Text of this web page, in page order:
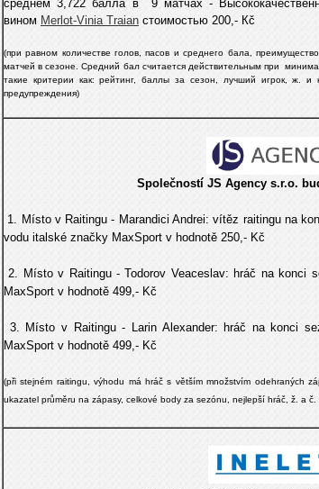
среднем 3,722 балла в 9 матчах -
вином Merlot-Vinia Traian стоимостью 200,- Кč
(при равном количестве голов, пасов и среднего бала,
матчей в сезоне. Cредний бал считается действительным при
такие критерии как: рейтинг, баллы за сезон, лучший игрок, ж. и
предупреждения)
Společností JS Agency s.r.o.
1. Místo v Raitingu - Marandici Andrei:vítěz raitingu na
vodu italské značky MaxSport v hodnotě 250,- Kč
2. Místo v Raitingu - Todorov Veaceslav: hráč na konci
MaxSport v hodnotě 499,- Kč
3. Místo v Raitingu - Larin Alexander: hráč na konci
MaxSport v hodnotě 499,- Kč
(při stejném raitingu, výhodu má hráč s větším množstvím odehraných
ukazatel průměru na zápasy, celkové body za sezónu, nejlepší hráč, ž. a